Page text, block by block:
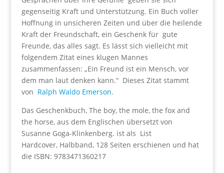
gegenseitig Kraft und Unterstützung. Ein Buch voller
Hoffnung in unsicheren Zeiten und über die heilende
Kraft der Freundschaft, ein Geschenk für gute
Freunde, das alles sagt. Es lässt sich vielleicht mit
folgendem Zitat eines klugen Mannes
zusammenfassen: „Ein Freund ist ein Mensch, vor
dem man laut denken kann.“ Dieses Zitat stammt
von Ralph Waldo Emerson.
Das Geschenkbuch, The boy, the mole, the fox and
the horse, aus dem Englischen übersetzt von
Susanne Goga-Klinkenberg. ist als List
Hardcover, Halbband, 128 Seiten erschienen und hat
die ISBN: 9783471360217